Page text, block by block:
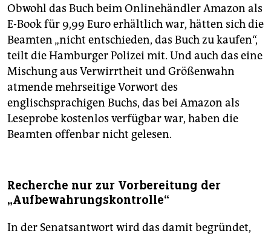
Obwohl das Buch beim Onlinehändler Amazon als
E-Book für 9,99 Euro erhältlich war, hätten sich die
Beamten „nicht entschieden, das Buch zu kaufen“,
teilt die Hamburger Polizei mit. Und auch das eine
Mischung aus Verwirrtheit und Größenwahn
atmende mehrseitige Vorwort des
englischsprachigen Buchs, das bei Amazon als
Leseprobe kostenlos verfügbar war, haben die
Beamten offenbar nicht gelesen.
Recherche nur zur Vorbereitung der
„Aufbewahrungskontrolle“
In der Senatsantwort wird das damit begründet,